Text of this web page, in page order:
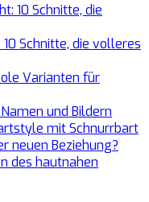
10 Schnitte, die
Schnitte, die volleres
Varianten für
und Bildern
mit Schnurrbart
neuen Beziehung?
des hautnahen